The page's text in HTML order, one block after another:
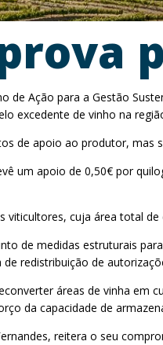
de Ação para a Gestão
excedente de vinho na
de apoio ao produtor,
um apoio de 0,50€ por
cuja área total
de medidas estruturais
redistribuição de
áreas de vinha em
da capacidade de
reitera o seu